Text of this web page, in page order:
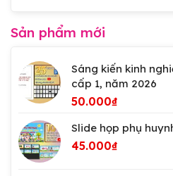
Sản phẩm mới
Sáng kiến kinh
cấp 1, năm 2026
50.000₫
Slide họp phụ
45.000₫